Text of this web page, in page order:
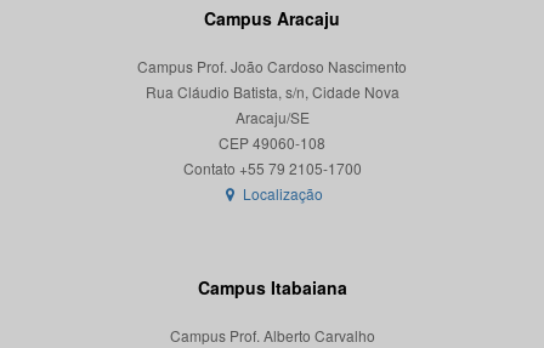
Campus Aracaju
Campus Prof. João Cardoso Nascimento
Rua Cláudio Batista, s/n, Cidade Nova
Aracaju/SE
CEP 49060-108
Localização
Campus Itabaiana
Campus Prof. Alberto Carvalho